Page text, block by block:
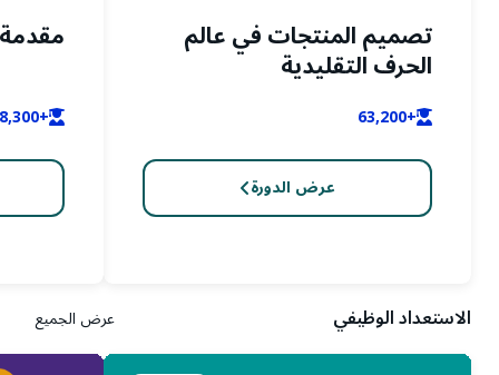
تصميم المنتجات في عالم
الحرف التقليدية
+63,200
عرض الدورة
+28,300
الاستعداد الوظيفي عرض الجميع